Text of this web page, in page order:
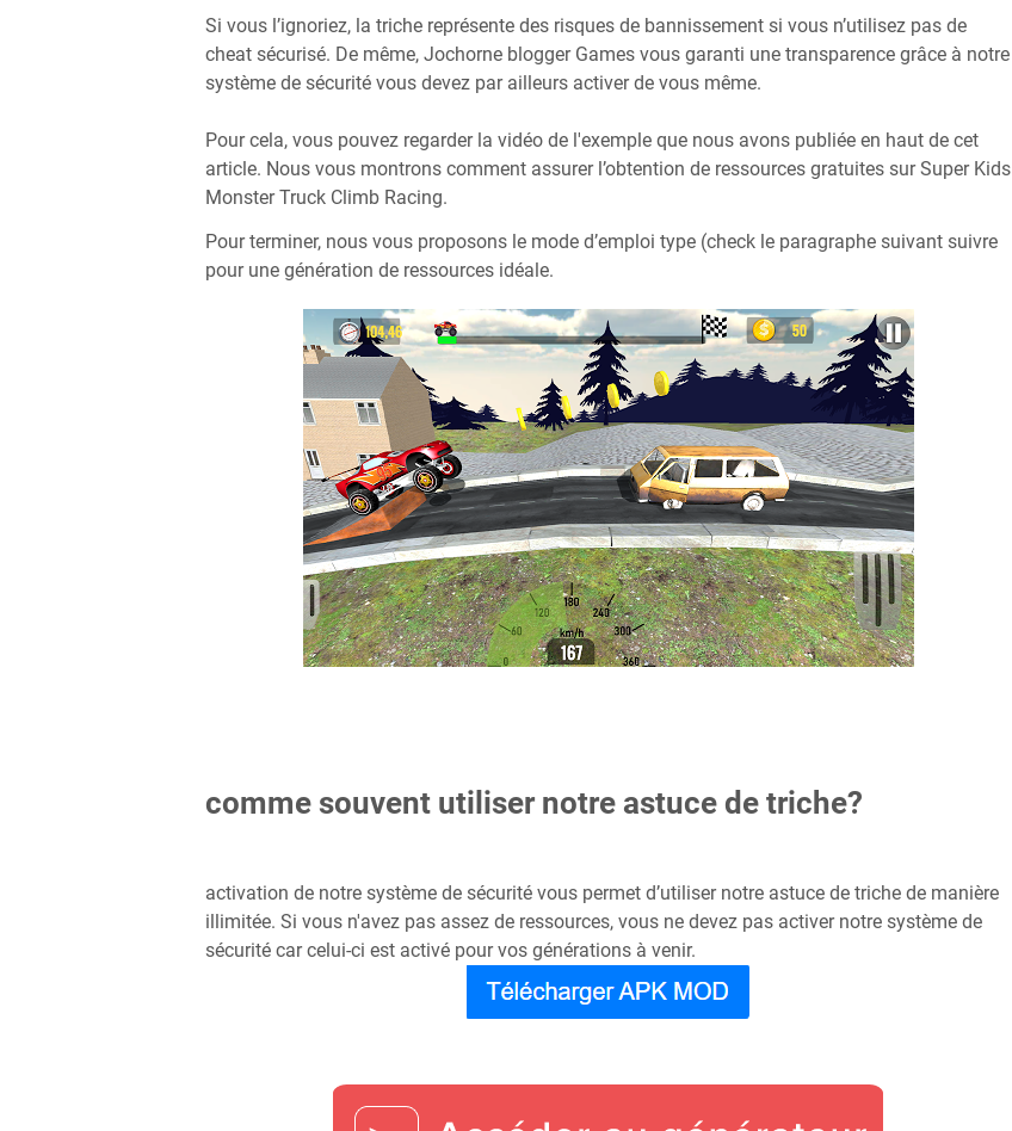
Si vous l’ignoriez, la triche représente des risques de bannissement si vous n’utilisez pas de
cheat sécurisé. De même, Jochorne blogger Games vous garanti une transparence grâce à notre
système de sécurité vous devez par ailleurs activer de vous même.
Pour cela, vous pouvez regarder la vidéo de l'exemple que nous avons publiée en haut de cet
article. Nous vous montrons comment assurer l’obtention de ressources gratuites sur Super Kids
Monster Truck Climb Racing.
Pour terminer, nous vous proposons le mode d’emploi type (check le paragraphe suivant suivre
pour une génération de ressources idéale.
comme souvent utiliser notre astuce de triche?
activation de notre système de sécurité vous permet d’utiliser notre astuce de triche de manière
illimitée. Si vous n'avez pas assez de ressources, vous ne devez pas activer notre système de
sécurité car celui-ci est activé pour vos générations à venir.